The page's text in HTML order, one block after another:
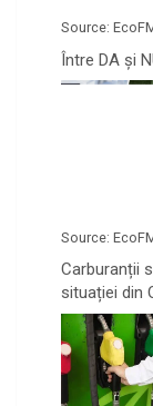
Source:
Între DA și
Source:
Carburanții
situației din